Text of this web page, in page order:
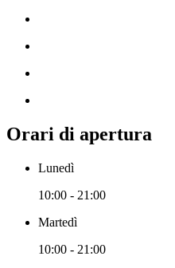
Orari di apertura
Lunedì
10:00 - 21:00
Martedì
10:00 - 21:00